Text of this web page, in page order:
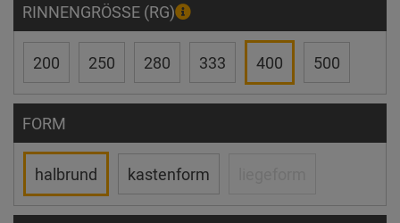
RINNENGRÖSSE (RG)
200 250 280 333 400 500
FORM
halbrund kastenform